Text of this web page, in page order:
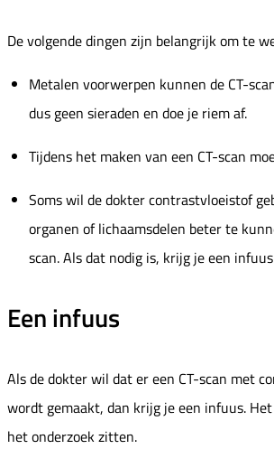
De volgende dingen zijn belangrijk om te
Metalen voorwerpen kunnen de CT-
dus geen sieraden en doe je riem af.
Tijdens het maken van een CT-scan
Soms wil de dokter contrastvloeistof
organen of lichaamsdelen beter te
scan. Als dat nodig is, krijg je een
Een infuus
Als de dokter wil dat er een CT-scan met
wordt gemaakt, dan krijg je een infuus.
het onderzoek zitten.